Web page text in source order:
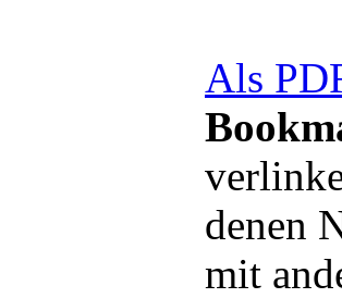
Als
denen
mit